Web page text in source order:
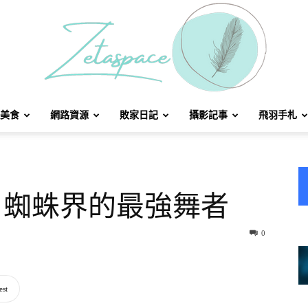
食 網路資源 敗家日記 攝影記事 飛羽手札
蛛界的最強舞者
0